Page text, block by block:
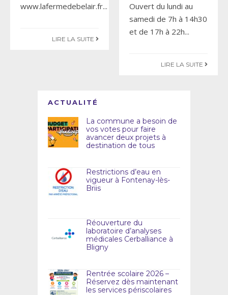
www.lafermedebelair.fr...
LIRE LA SUITE
Ouvert du lundi au
samedi de 7h à 14h30
et de 17h à 22h...
LIRE LA SUITE
ACTUALITÉ
La commune a besoin de
vos votes pour faire
avancer deux projets à
destination de tous
Restrictions d’eau en
vigueur à Fontenay-lès-
Briis
Réouverture du
laboratoire d’analyses
médicales Cerballiance à
Bligny
Rentrée scolaire 2026 –
Réservez dès maintenant
les services périscolaires